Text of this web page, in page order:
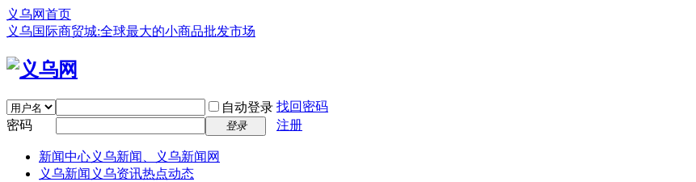
义乌网首页
义乌国际商贸城:全球最大的小商品批发市场
自动登录 找回密码
密码
登录 注册
新闻中心义乌新闻、义乌新闻网
义乌新闻 义乌资讯热点动态